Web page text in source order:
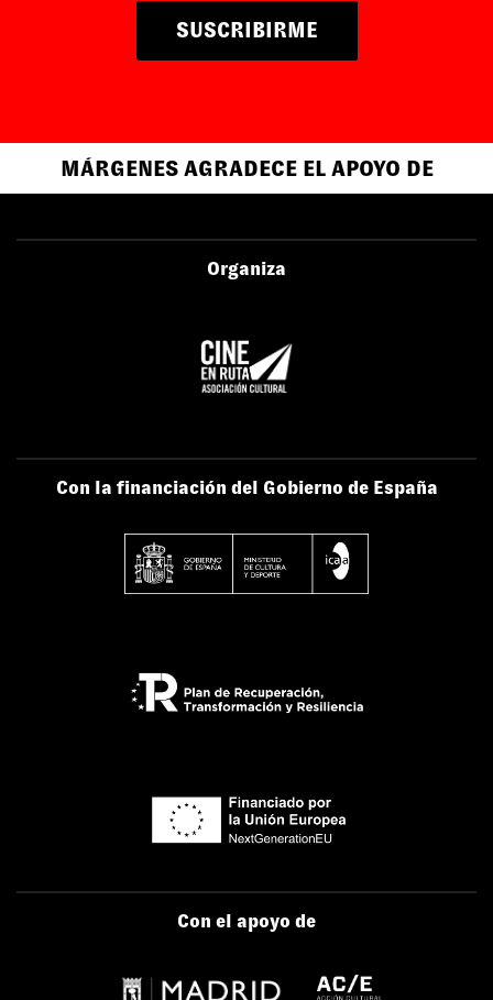
SUSCRIBIRME
MÁRGENES AGRADECE EL APOYO DE
Organiza
Con la financiación del Gobierno de España
Con el apoyo de